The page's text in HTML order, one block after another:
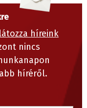
híreink
nincs
híréről.